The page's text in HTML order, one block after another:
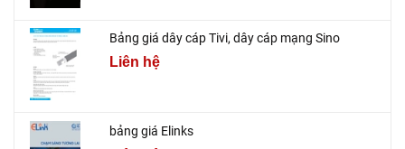
Bảng giá dây cáp Tivi, dây cáp mạng Sino
Liên hệ
bảng giá Elinks